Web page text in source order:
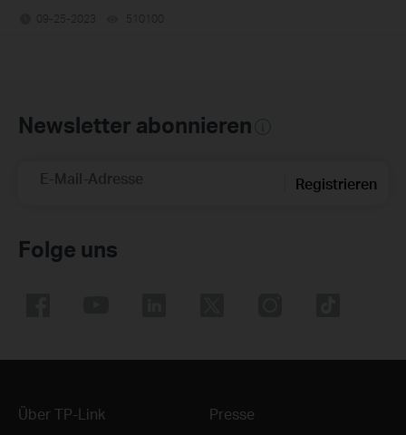
09-25-2023 510100
Newsletter abonnieren
E-Mail-Adresse Registrieren
Folge uns
Über TP-Link Presse